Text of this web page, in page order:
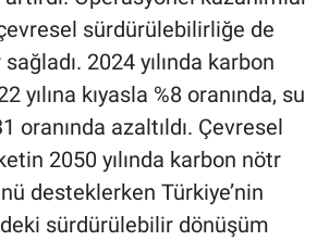
sürdürülebilirliğe de
2024 yılında karbon
yılına kıyasla %8 oranında, su
oranında azaltıldı. Çevresel
2050 yılında karbon nötr
desteklerken Türkiye’nin
sürdürülebilir dönüşüm